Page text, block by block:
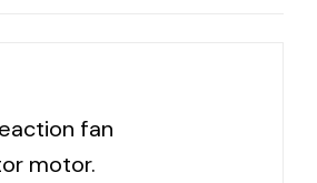
fan
motor.